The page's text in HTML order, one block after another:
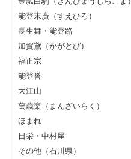
能登末廣（すえひろ）
長生舞・能登路
加賀鳶（かがとび）
福正宗
能登誉
大江山
萬歳楽（まんざいらく）
ほまれ
日栄・中村屋
その他（石川県）